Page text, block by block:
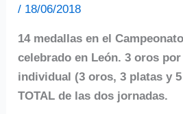
/ 18/06/2018
14 medallas en el
celebrado en León. 3 oros
individual (3 oros, 3 platas y
TOTAL de las dos jornadas.